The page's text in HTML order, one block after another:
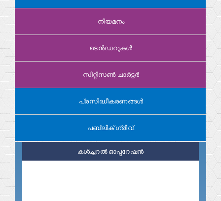
നിയമനം
ടെൻഡറുകൾ
സിറ്റിസൺ ചാർട്ടർ
പ്രസിദ്ധീകരണങ്ങൾ
പബ്ലിക് ഗ്രീവ്.
കൾച്ചറൽ ഓപ്പറേഷൻ